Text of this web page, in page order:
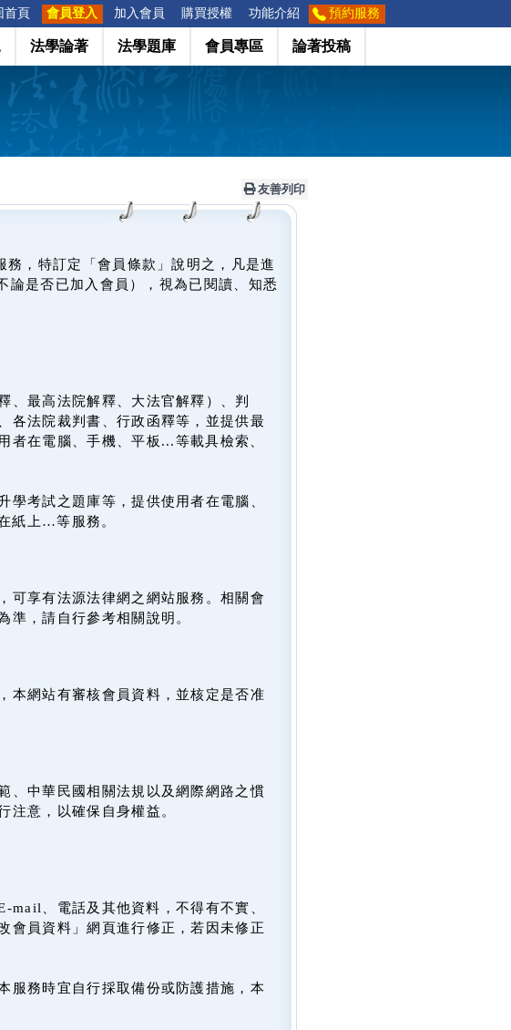
首頁 會員登入 加入會員 購買授權 功能介紹 預約服務
法學論著 法學題庫 會員專區 論著投稿
友善列印
，特訂定「會員條款」說明之，凡是進
論是否已加入會員），視為已閱讀、知悉
、最高法院解釋、大法官解釋）、判
各法院裁判書、行政函釋等，並提供最
者在電腦、手機、平板...等載具檢索、
考試之題庫等，提供使用者在電腦、
紙上…等服務。
可享有法源法律網之網站服務。相關會
準，請自行參考相關說明。
本網站有審核會員資料，並核定是否准
、中華民國相關法規以及網際網路之慣
注意，以確保自身權益。
mail、電話及其他資料，不得有不實、
會員資料」網頁進行修正，若因未修正
服務時宜自行採取備份或防護措施，本